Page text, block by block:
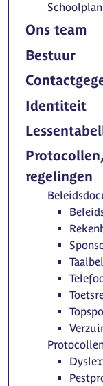
Schoolplan
Ons team
Bestuur
Identiteit
regelingen